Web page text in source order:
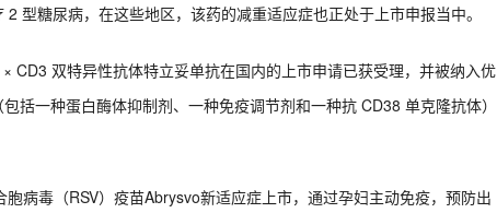
型糖尿病，在这些地区，该药的减重适应症也正处于上市申报当中。
CD3 双特异性抗体特立妥单抗在国内的上市申请已获受理，并被纳入优
括一种蛋白酶体抑制剂、一种免疫调节剂和一种抗 CD38 单克隆抗体）
病毒（RSV）疫苗Abrysvo新适应症上市，通过孕妇主动免疫，预防出